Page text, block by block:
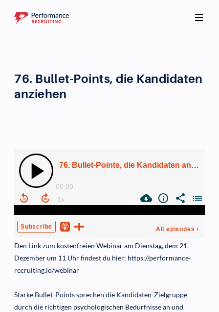
76. Bullet-Points, die Kandidaten
anziehen
Den Link zum kostenfreien Webinar am Dienstag, dem 21.
Dezember um 11 Uhr findest du hier: https://performance-
recruiting.io/webinar
Starke Bullet-Points sprechen die Kandidaten-Zielgruppe
durch die richtigen psychologischen Bedürfnisse an und